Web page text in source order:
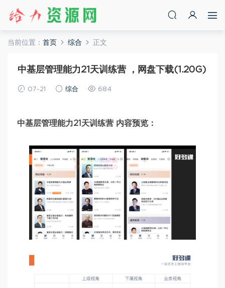
当前位置： 首页 综合 正文
中基层管理能力21天训练营 ，网盘下载(1.20G)
07-21 综合 684
中基层管理能力21天训练营 内容预览：